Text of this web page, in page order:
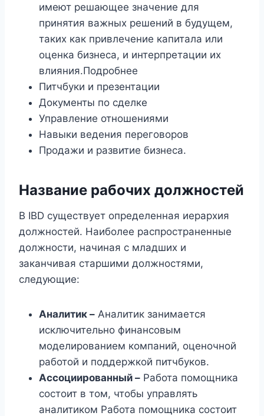
имеют решающее значение для
принятия важных решений в будущем,
таких как привлечение капитала или
оценка бизнеса, и интерпретации их
влияния.Подробнее
Питчбуки и презентации
Документы по сделке
Управление отношениями
Навыки ведения переговоров
Продажи и развитие бизнеса.
Название рабочих должностей
В IBD существует определенная иерархия
должностей. Наиболее распространенные
должности, начиная с младших и
заканчивая старшими должностями,
следующие:
Аналитик – Аналитик занимается
исключительно финансовым
моделированием компаний, оценочной
работой и поддержкой питчбуков.
Ассоциированный – Работа помощника
состоит в том, чтобы управлять
аналитиком Работа помощника состоит